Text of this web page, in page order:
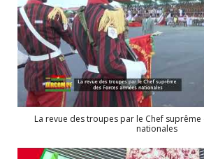
La revue des troupes par le Chef
nationales